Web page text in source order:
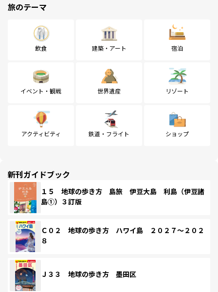
旅のテーマ
飲食 建築・アート 宿泊
イベント・観戦 世界遺産 リゾート
アクティビティ 鉄道・フライト ショップ
新刊ガイドブック
１５ 地球の歩き方 島旅 伊豆大島 利島（伊豆諸
島①）３訂版
Ｃ０２ 地球の歩き方 ハワイ島 ２０２７～２０２
８
Ｊ３３ 地球の歩き方 墨田区